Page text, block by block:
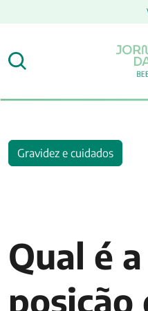
Gravidez e cuidados
Qual é
posição